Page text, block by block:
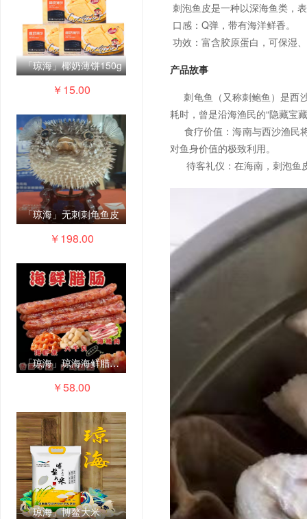
「琼海」椰奶薄饼150g
￥15.00
「琼海」无刺刺龟鱼皮
￥198.00
「琼海」琼海海鲜腊肠广式口味精选干贝虾米猪肉特色口味腊肠
￥58.00
「琼海」博鳌大米
刺泡鱼皮是一种以深海鱼类，
口感：Q弹，带有海洋鲜香。
功效：富含胶原蛋白，可保湿
产品故事
刺龟鱼（又称刺鲍鱼）是西
耗时，曾是沿海渔民的“隐藏宝
食疗价值：海南与西沙渔民
对鱼身价值的极致利用。
待客礼仪：在海南，刺泡鱼